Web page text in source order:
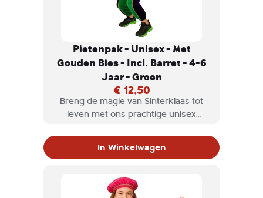
Pietenpak - Unisex - Met
Gouden Bies - Incl. Barret - 4-6
Jaar - Groen
€ 12,50
Breng de magie van Sinterklaas tot
leven met ons prachtige unisex
en paars, afgewerkt met een luxe
kleine piet die klaar is om te feesten.
In Winkelwagen